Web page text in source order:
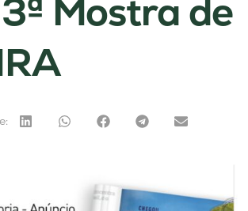
Mostra de